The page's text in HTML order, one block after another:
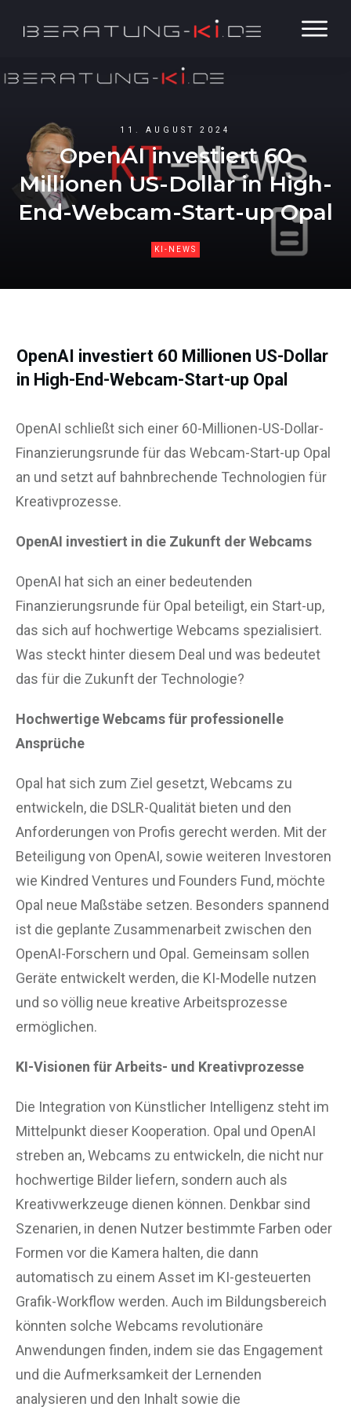
11. AUGUST 2024
OpenAI investiert 60
Millionen US-Dollar in High-
End-Webcam-Start-up Opal
KI-NEWS
OpenAI investiert 60 Millionen US-Dollar
in High-End-Webcam-Start-up Opal
OpenAI schließt sich einer 60-Millionen-US-Dollar-
Finanzierungsrunde für das Webcam-Start-up Opal
an und setzt auf bahnbrechende Technologien für
Kreativprozesse.
OpenAI investiert in die Zukunft der Webcams
OpenAI hat sich an einer bedeutenden
Finanzierungsrunde für Opal beteiligt, ein Start-up,
das sich auf hochwertige Webcams spezialisiert.
Was steckt hinter diesem Deal und was bedeutet
das für die Zukunft der Technologie?
Hochwertige Webcams für professionelle
Ansprüche
Opal hat sich zum Ziel gesetzt, Webcams zu
entwickeln, die DSLR-Qualität bieten und den
Anforderungen von Profis gerecht werden. Mit der
Beteiligung von OpenAI, sowie weiteren Investoren
wie Kindred Ventures und Founders Fund, möchte
Opal neue Maßstäbe setzen. Besonders spannend
ist die geplante Zusammenarbeit zwischen den
OpenAI-Forschern und Opal. Gemeinsam sollen
Geräte entwickelt werden, die KI-Modelle nutzen
und so völlig neue kreative Arbeitsprozesse
ermöglichen.
KI-Visionen für Arbeits- und Kreativprozesse
Die Integration von Künstlicher Intelligenz steht im
Mittelpunkt dieser Kooperation. Opal und OpenAI
streben an, Webcams zu entwickeln, die nicht nur
hochwertige Bilder liefern, sondern auch als
Kreativwerkzeuge dienen können. Denkbar sind
Szenarien, in denen Nutzer bestimmte Farben oder
Formen vor die Kamera halten, die dann
automatisch zu einem Asset im KI-gesteuerten
Grafik-Workflow werden. Auch im Bildungsbereich
könnten solche Webcams revolutionäre
Anwendungen finden, indem sie das Engagement
und die Aufmerksamkeit der Lernenden
analysieren und den Inhalt sowie die